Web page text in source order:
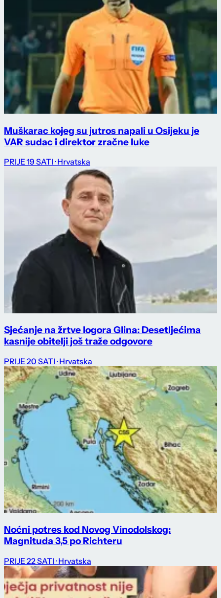
Muškarac kojeg su jutros napali u Osijeku je
VAR sudac i direktor zračne luke
PRIJE 19 SATI · Hrvatska
Sjećanje na žrtve logora Glina: Desetljećima
kasnije obitelji još traže odgovore
PRIJE 20 SATI · Hrvatska
Noćni potres kod Novog Vinodolskog:
Magnituda 3,5 po Richteru
PRIJE 22 SATI · Hrvatska